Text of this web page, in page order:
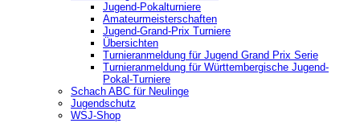
Jugend-Pokalturniere
Amateurmeisterschaften
Jugend-Grand-Prix Turniere
Übersichten
Turnieranmeldung für Jugend Grand Prix Serie
Turnieranmeldung für Württembergische Jugend-
Pokal-Turniere
Schach ABC für Neulinge
Jugendschutz
WSJ-Shop